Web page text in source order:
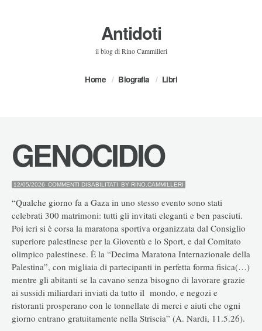
Antidoti
il blog di Rino Cammilleri
Home Biografia Libri
GENOCIDIO
12/05/2026 COMMENTI DISABILITATI SU
BY RINO.CAMMILLERI
“Qualche giorno fa a Gaza in uno stesso evento sono stati
celebrati 300 matrimoni: tutti gli invitati eleganti e ben pasciuti.
Poi ieri si è corsa la maratona sportiva organizzata dal Consiglio
superiore palestinese per la Gioventù e lo Sport, e dal Comitato
olimpico palestinese. È la “Decima Maratona Internazionale della
Palestina”, con migliaia di partecipanti in perfetta forma fisica(…)
mentre gli abitanti se la cavano senza bisogno di lavorare grazie
ai sussidi miliardari inviati da tutto il mondo, e negozi e
ristoranti prosperano con le tonnellate di merci e aiuti che ogni
giorno entrano gratuitamente nella Striscia” (A. Nardi, 11.5.26).